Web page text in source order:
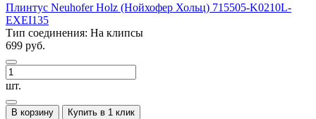
Плинтус Neuhofer Holz (Нойхофер Хольц) 715505-K0210L-
EXEI135
Тип соединения: На клипсы
699 руб.
шт.
В корзину Купить в 1 клик